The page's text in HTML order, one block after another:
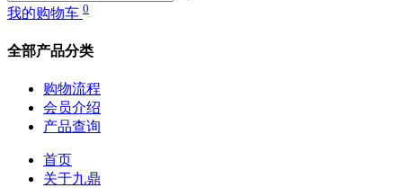
我的购物车 0
全部产品分类
购物流程
会员介绍
产品查询
首页
关于九鼎